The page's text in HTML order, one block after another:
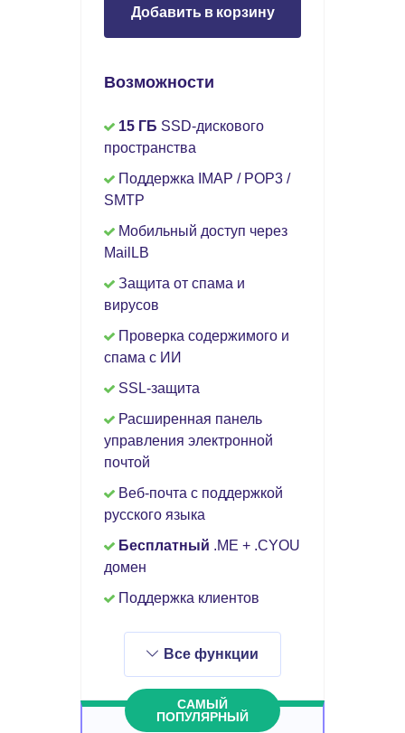
Добавить в корзину
Возможности
15 ГБ SSD-дискового
пространства
Поддержка IMAP / POP3 /
SMTP
Мобильный доступ через
MailLB
Защита от спама и
вирусов
Проверка содержимого и
спама с ИИ
SSL-защита
Расширенная панель
управления электронной
почтой
Веб-почта с поддержкой
русского языка
Бесплатный .ME + .CYOU
домен
Поддержка клиентов
Все функции
САМЫЙ
ПОПУЛЯРНЫЙ